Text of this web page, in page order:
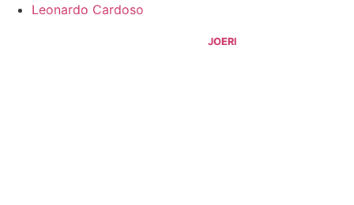
Leonardo Cardoso
JOERI